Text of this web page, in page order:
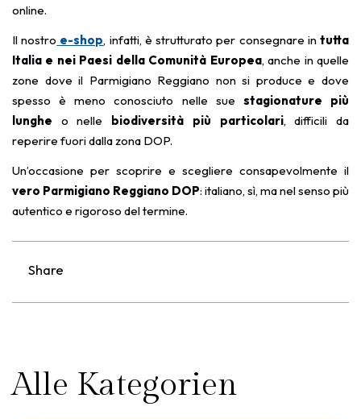
online.
Il nostro e-shop, infatti, è strutturato per consegnare intutta
Italia e nei Paesi della Comunità Europea, anche in quelle
zone dove il Parmigiano Reggiano non si produce e dove
spesso è meno conosciuto nelle sue stagionature più
lunghe o nelle biodiversità più particolari, difficili da
reperire fuori dalla zona DOP.
Un’occasione per scoprire e scegliere consapevolmente il
vero Parmigiano Reggiano DOP: italiano, sì, ma nel senso più
autentico e rigoroso del termine.
Share
Alle Kategorien